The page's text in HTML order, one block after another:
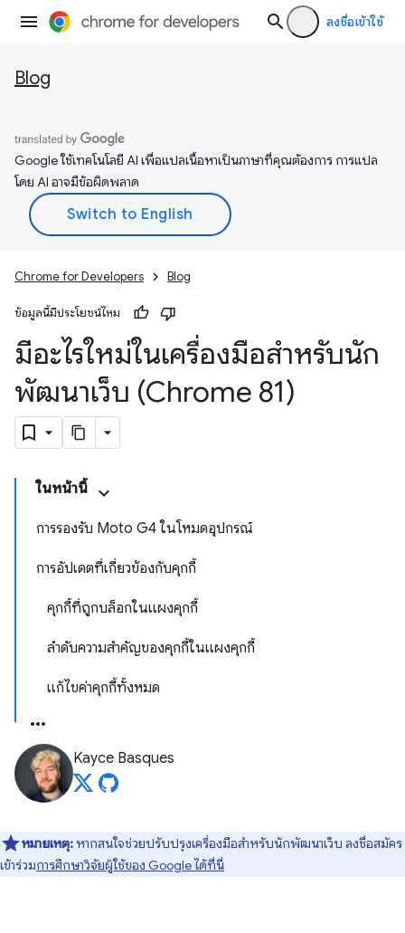
ลงชื่อเข้าใช้
Blog
Google ใช้เทคโนโลยี AI เพื่อแปลเนื้อหาเป็นภาษาที่คุณต้องการ การแปล
โดย AI อาจมีข้อผิดพลาด
Chrome for Developers Blog
ข้อมูลนี้มีประโยชน์ไหม
มีอะไรใหม่ในเครื่องมือสำหรับนัก
พัฒนาเว็บ (Chrome 81)
ในหน้านี้
การรองรับ Moto G4 ในโหมดอุปกรณ์
การอัปเดตที่เกี่ยวข้องกับคุกกี้
คุกกี้ที่ถูกบล็อกในแผงคุกกี้
ลำดับความสำคัญของคุกกี้ในแผงคุกกี้
แก้ไขค่าคุกกี้ทั้งหมด
Kayce Basques
หมายเหตุ: หากสนใจช่วยปรับปรุงเครื่องมือสำหรับนักพัฒนาเว็บ ลงชื่อสมัคร
เข้าร่วมการศึกษาวิจัยผู้ใช้ของ Google ได้ที่นี่